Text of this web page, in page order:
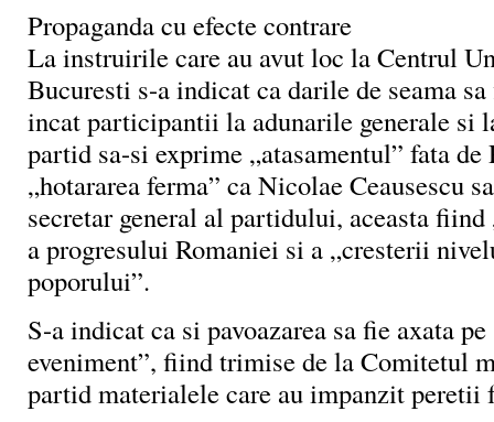
Propaganda cu efecte contrare
La instruirile care au avut loc la Centrul
Bucuresti s-a indicat ca darile de seama
incat participantii la adunarile generale si
partid sa-si exprime „atasamentul” fata de
„hotararea ferma” ca Nicolae Ceausescu
secretar general al partidului, aceasta fiind
a progresului Romaniei si a „cresterii
poporului”.
S-a indicat ca si pavoazarea sa fie axata
eveniment”, fiind trimise de la Comitetul
partid materialele care au impanzit peretii